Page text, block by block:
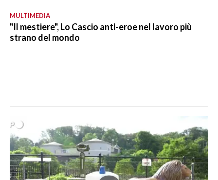
MULTIMEDIA
"Il mestiere", Lo Cascio anti-eroe nel lavoro più
strano del mondo